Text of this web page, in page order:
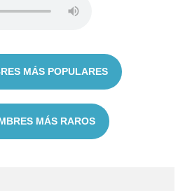
MÁS POPULARES
MÁS RAROS